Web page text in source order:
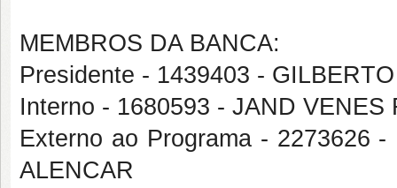
MEMBROS DA BANCA:
Presidente - 1439403 -
Interno - 1680593 - JAND VENES
Externo ao Programa - 2273626
ALENCAR